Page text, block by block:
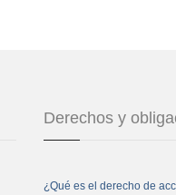
Derechos y
¿Qué es el derecho de